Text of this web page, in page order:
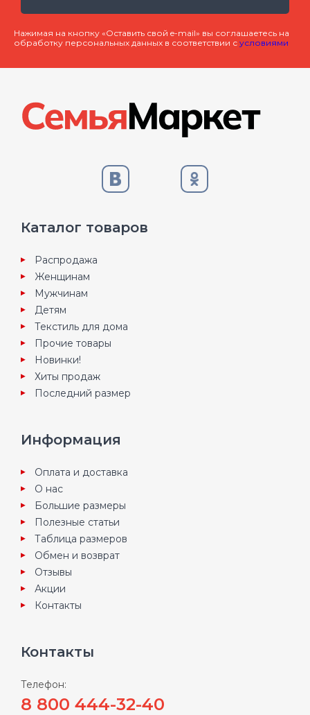
Нажимая на кнопку «Оставить свой e-mail» вы соглашаетесь на
обработку персональных данных в соответствии с условиями
Каталог товаров
Распродажа
Женщинам
Мужчинам
Детям
Текстиль для дома
Прочие товары
Новинки!
Хиты продаж
Последний размер
Информация
Оплата и доставка
О нас
Большие размеры
Полезные статьи
Таблица размеров
Обмен и возврат
Отзывы
Акции
Контакты
Контакты
Телефон:
8 800 444-32-40